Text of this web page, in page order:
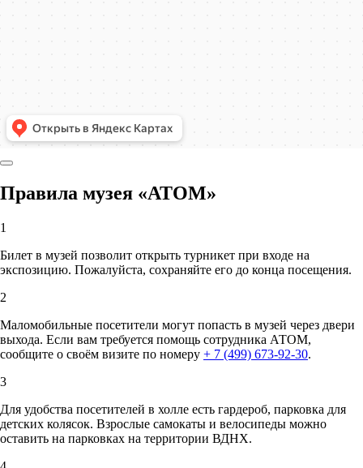
Правила музея «АТОМ»
1
Билет в музей позволит открыть турникет при входе на
экспозицию. Пожалуйста, сохраняйте его до конца посещения.
2
Маломобильные посетители могут попасть в музей через двери
выхода. Если вам требуется помощь сотрудника АТОМ,
сообщите о своём визите по номеру + 7 (499) 673-92-30.
3
Для удобства посетителей в холле есть гардероб, парковка для
детских колясок. Взрослые самокаты и велосипеды можно
оставить на парковках на территории ВДНХ.